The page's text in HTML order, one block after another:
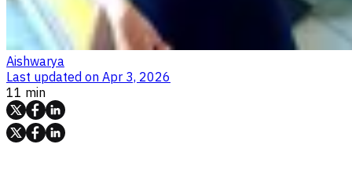
Aishwarya
Last updated on Apr 3, 2026
11 min